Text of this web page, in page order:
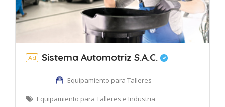
Ad Sistema Automotriz S.A.C.
Equipamiento para Talleres
Equipamiento para Talleres e Industria